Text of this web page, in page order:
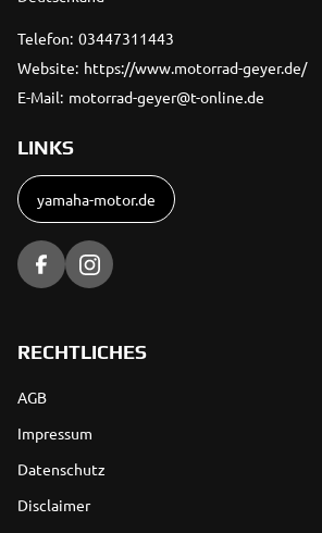
Telefon: 03447311443
Website: https://www.motorrad-geyer.de/
E-Mail: motorrad-geyer@t-online.de
LINKS
yamaha-motor.de
RECHTLICHES
AGB
Impressum
Datenschutz
Disclaimer